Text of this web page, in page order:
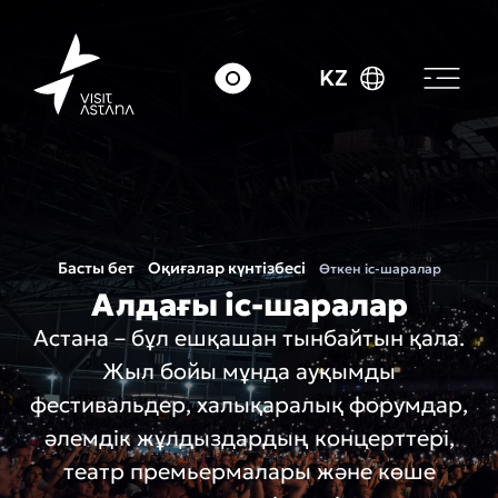
KZ
Басты бет Оқиғалар күнтізбесі Өткен іс-шаралар
Алдағы іс-шаралар
Астана – бұл ешқашан тынбайтын қала.
Жыл бойы мұнда ауқымды
фестивальдер, халықаралық форумдар,
әлемдік жұлдыздардың концерттері,
театр премьермалары және көше